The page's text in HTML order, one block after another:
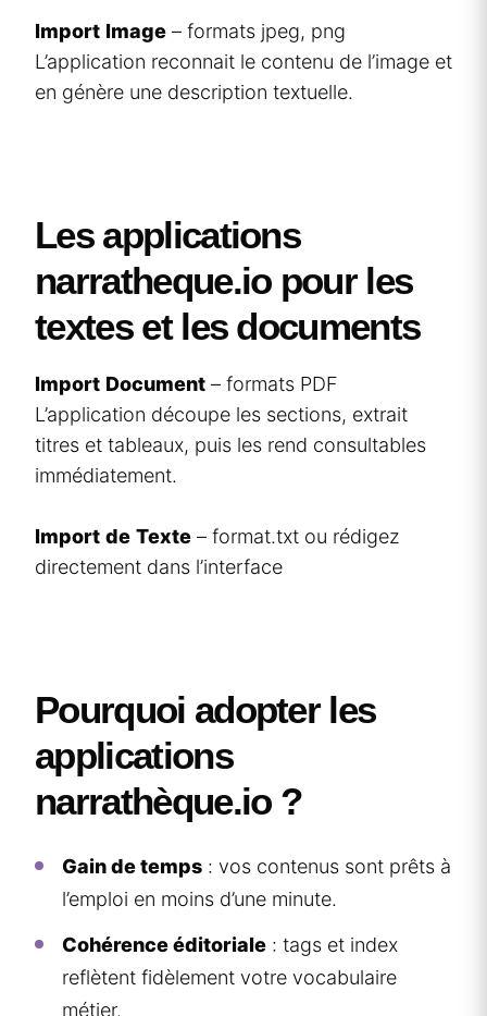
Import Image – formats jpeg, png
L’application reconnait le contenu de l’image et
en génère une description textuelle.
Les applications
narratheque.io pour les
textes et les documents
Import Document – formats PDF
L’application découpe les sections, extrait
titres et tableaux, puis les rend consultables
immédiatement.
Import de Texte – format.txt ou rédigez
directement dans l’interface
Pourquoi adopter les
applications
narrathèque.io ?
Gain de temps : vos contenus sont prêts à
l’emploi en moins d’une minute.
Cohérence éditoriale : tags et index
reflètent fidèlement votre vocabulaire
métier.